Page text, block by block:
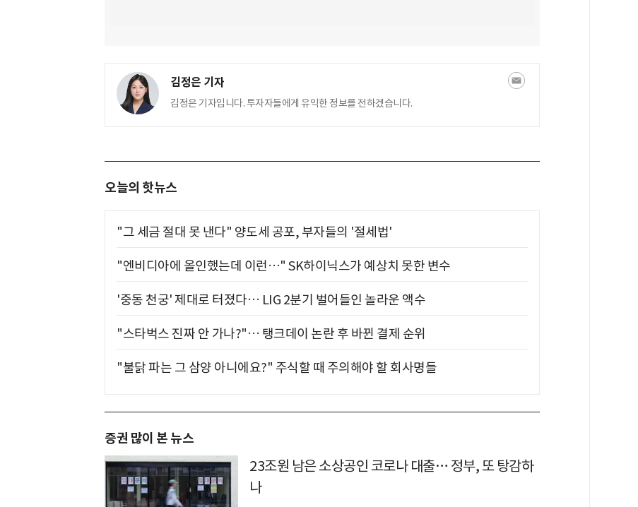
김정은 기자
김정은 기자입니다. 투자자들에게 유익한 정보를 전하겠습니다.
오늘의 핫뉴스
"그 세금 절대 못 낸다" 양도세 공포, 부자들의 '절세법'
"엔비디아에 올인했는데 이런…" SK하이닉스가 예상치 못한 변수
'중동 천궁' 제대로 터졌다… LIG 2분기 벌어들인 놀라운 액수
"스타벅스 진짜 안 가나?"… 탱크데이 논란 후 바뀐 결제 순위
"불닭 파는 그 삼양 아니에요?" 주식할 때 주의해야 할 회사명들
증권 많이 본 뉴스
23조원 남은 소상공인 코로나 대출… 정부, 또 탕감하
나